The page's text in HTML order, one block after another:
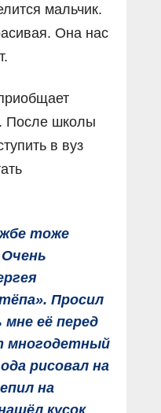
мальчик.
Она нас
После школы
в вуз
тоже
Просил
её перед
многодетный
рисовал на
на
кусок